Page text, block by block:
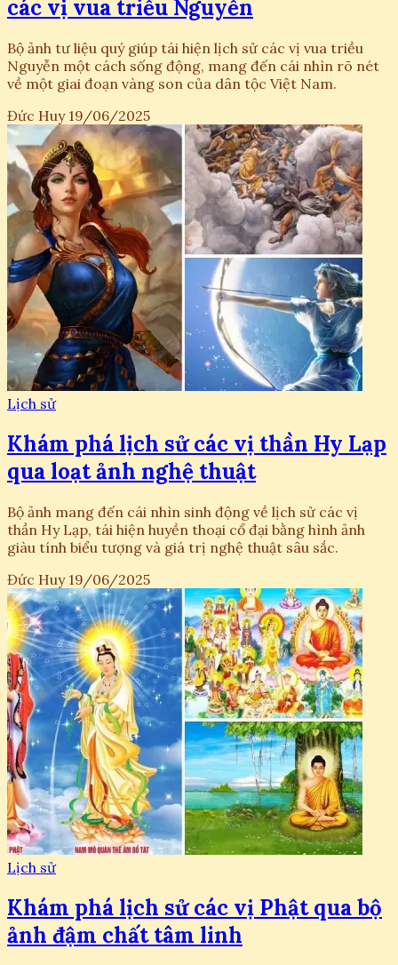
các vị vua triều Nguyễn
Bộ ảnh tư liệu quý giúp tái hiện lịch sử các vị vua triều
Nguyễn một cách sống động, mang đến cái nhìn rõ nét
về một giai đoạn vàng son của dân tộc Việt Nam.
Đức Huy 19/06/2025
Lịch sử
Khám phá lịch sử các vị thần Hy Lạp
qua loạt ảnh nghệ thuật
Bộ ảnh mang đến cái nhìn sinh động về lịch sử các vị
thần Hy Lạp, tái hiện huyền thoại cổ đại bằng hình ảnh
giàu tính biểu tượng và giá trị nghệ thuật sâu sắc.
Đức Huy 19/06/2025
Lịch sử
Khám phá lịch sử các vị Phật qua bộ
ảnh đậm chất tâm linh